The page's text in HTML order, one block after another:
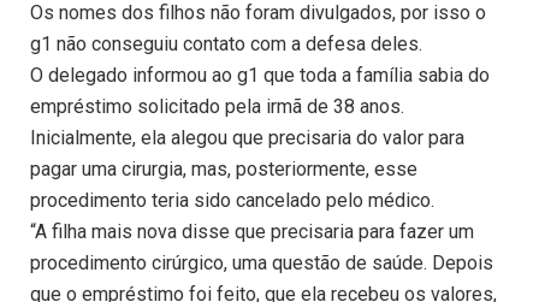
Os nomes dos filhos não foram divulgados, por isso o
g1 não conseguiu contato com a defesa deles.
O delegado informou ao g1 que toda a família sabia do
empréstimo solicitado pela irmã de 38 anos.
Inicialmente, ela alegou que precisaria do valor para
pagar uma cirurgia, mas, posteriormente, esse
procedimento teria sido cancelado pelo médico.
“A filha mais nova disse que precisaria para fazer um
procedimento cirúrgico, uma questão de saúde. Depois
que o empréstimo foi feito, que ela recebeu os valores,